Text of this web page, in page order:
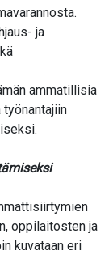
ja
ammatillisia
oppilaitosten ja
kuvataan eri